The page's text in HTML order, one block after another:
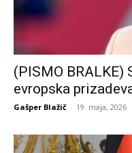
(PISMO BRALKE)
evropska
Gašper Blažič - 19. maja, 2026